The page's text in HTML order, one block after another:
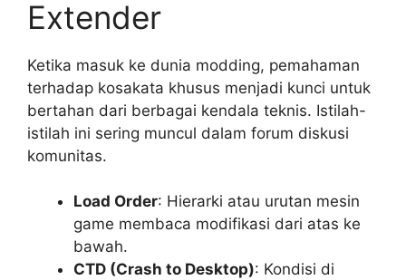
Extender
Ketika masuk ke dunia modding, pemahaman
terhadap kosakata khusus menjadi kunci untuk
bertahan dari berbagai kendala teknis. Istilah-
istilah ini sering muncul dalam forum diskusi
komunitas.
Load Order: Hierarki atau urutan mesin
game membaca modifikasi dari atas ke
bawah.
CTD (Crash to Desktop): Kondisi di